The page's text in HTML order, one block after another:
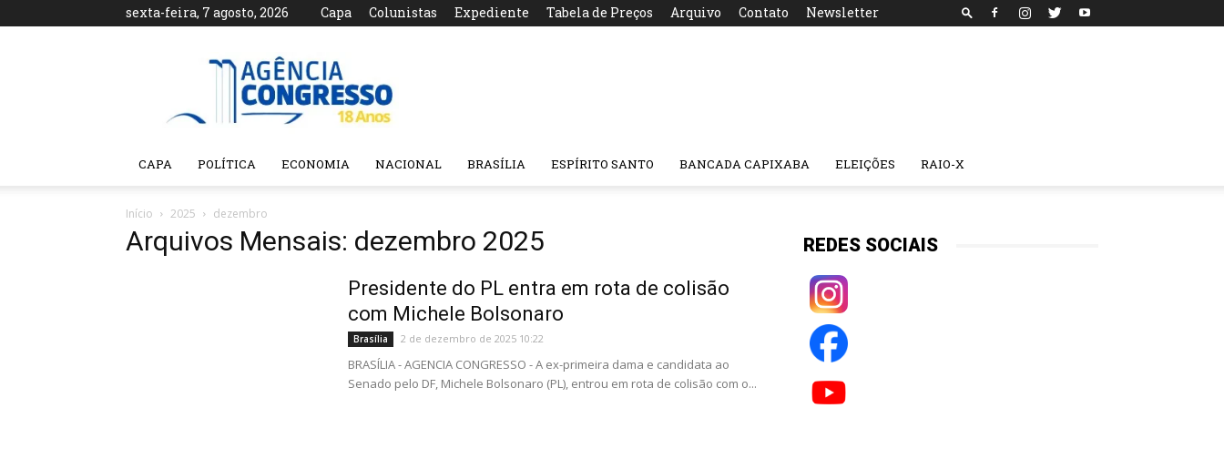
sexta-feira, 7 agosto, 2026 Capa Colunistas Expediente Tabela de Preços Arquivo Contato Newsletter
Agência
CAPA POLÍTICA ECONOMIA NACIONAL BRASÍLIA ESPÍRITO SANTO BANCADA CAPIXABA ELEIÇÕES RAIO-X
Início 2025 dezembro
Arquivos Mensais: dezembro 2025
Presidente do PL entra em rota de colisão
com Michele Bolsonaro
Brasília 2 de dezembro de 2025 10:22
BRASÍLIA - AGENCIA CONGRESSO - A ex-primeira dama e candidata ao
Senado pelo DF, Michele Bolsonaro (PL), entrou em rota de colisão com o...
REDES SOCIAIS